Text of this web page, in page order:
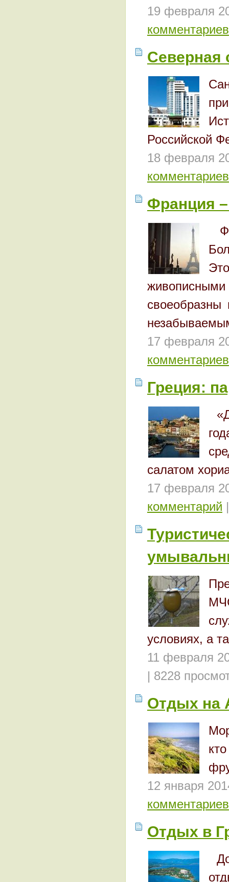
19 февраля
комментариев
Северная
Российской
18 февраля
комментариев
Франция
17 февраля
комментариев
Греция:
салатом
17 февраля
комментарий
условиях, а
11 февраля
| 8228
Отдых на
12 января
комментариев
Отдых в